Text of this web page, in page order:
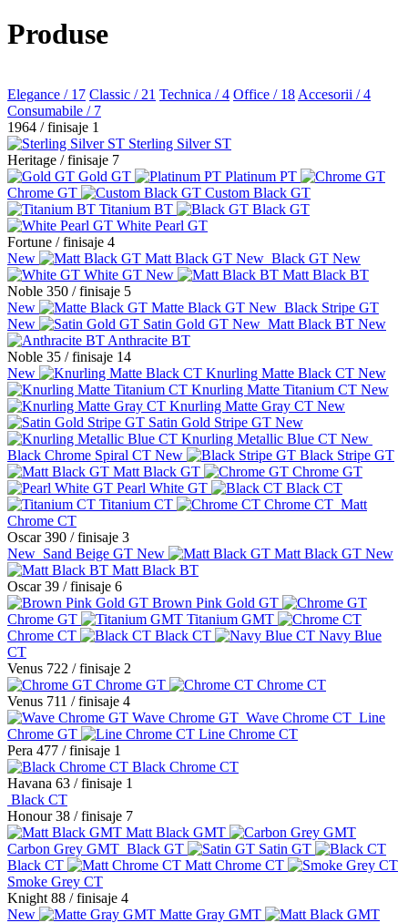
Produse
Elegance / 17 Classic / 21 Technica / 4 Office / 18 Accesorii / 4
Consumabile / 7
1964 / finisaje 1
Sterling Silver ST
Heritage / finisaje 7
Gold GT
Platinum PT
Chrome GT
Custom Black GT
Titanium BT
Black GT
White Pearl GT
Fortune / finisaje 4
New
Matt Black GT New Black GT New
White GT New
Matt Black BT
Noble 350 / finisaje 5
New
Matte Black GT New Black Stripe GT
New
Satin Gold GT New Matt Black BT New
Anthracite BT
Noble 35 / finisaje 14
New
Knurling Matte Black CT New
Knurling Matte Titanium CT New
Knurling Matte Gray CT New
Satin Gold Stripe GT New
Knurling Metallic Blue CT New
Black Chrome Spiral CT New
Black Stripe GT
Matt Black GT
Chrome GT
Pearl White GT
Black CT
Titanium CT
Chrome CT Matt
Chrome CT
Oscar 390 / finisaje 3
New Sand Beige GT New Matt Black GT New
Matt Black BT
Oscar 39 / finisaje 6
Brown Pink Gold GT
Chrome GT
Titanium GMT
Chrome CT
Black CT
Navy Blue
CT
Venus 722 / finisaje 2
Chrome GT
Chrome CT
Venus 711 / finisaje 4
Wave Chrome GT Wave Chrome CT Line
Chrome GT
Line Chrome CT
Pera 477 / finisaje 1
Black Chrome CT
Havana 63 / finisaje 1
Black CT
Honour 38 / finisaje 7
Matt Black GMT
Carbon Grey GMT Black GT
Satin GT
Black CT
Matt Chrome CT
Smoke Grey CT
Knight 88 / finisaje 4
New
Matte Gray GMT